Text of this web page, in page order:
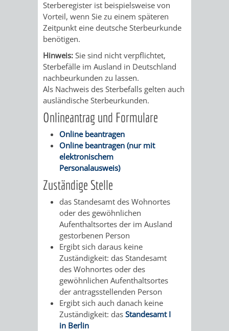
HILFE
MENSCHEN
MIT
BEHINDERUNG
MENSCHEN
MIT
DEMENZ
MIGRANTEN
/
FLÜCHTLINGE
BAUHERREN
BAUHERRENBERATUNG
GRUNDSTÜCKSWERTERMITTLUNG
DENKMALSCHUTZ
AUFGABEN
DER
UNTEREN
DENKMALSCHUTZBEHÖRDE
STEUERVORTEILE
SATZUNGEN
IM
BEREICH
DENKMALSCHUTZ
GENEHMIGUNGSVERFAHREN
TAG
DES
VERKAUF
STÄDTISCHER
BAUPLÄTZE
VERKAUF
STÄDTISCHER
HÄUSER
/
LIEGENSCHAFTEN
BERATUNGSERGEBNISSE
TAGESORDNUNG
/
SITZUNGSUNTERLAGEN
UMLEGUNGSAUSSCHUSS
AUSSCHÜSSE
RATHAUS
BÜRGERMEISTER
DEZERNATEFÜR
BAURECHT
UND
Sterberegister ist beispielsweise von
Vorteil, wenn Sie zu einem späteren
Zeitpunkt eine deutsche Sterbeurkunde
benötigen.
Hinweis: Sie sind nicht verpflichtet,
Sterbefälle im Ausland in Deutschland
nachbeurkunden zu lassen.
Als Nachweis des Sterbefalls gelten auch
ausländische Sterbeurkunden.
Onlineantrag und Formulare
Online beantragen
Online beantragen (nur mit
elektronischem
Personalausweis)
Zuständige Stelle
das Standesamt des Wohnortes
oder des gewöhnlichen
Aufenthaltsortes der im Ausland
gestorbenen Person
Ergibt sich daraus keine
Zuständigkeit: das Standesamt
des Wohnortes oder des
gewöhnlichen Aufenthaltsortes
der antragsstellenden Person
Ergibt sich auch danach keine
Zuständigkeit: das Standesamt I
in Berlin